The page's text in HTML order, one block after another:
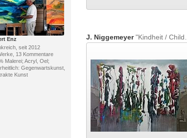
Enz
seit 2012
13 Kommentare
Malerei; Acryl, Oel;
Gegenwartskunst,
Kunst
J. Niggemeyer"Kindheit / Childhood"